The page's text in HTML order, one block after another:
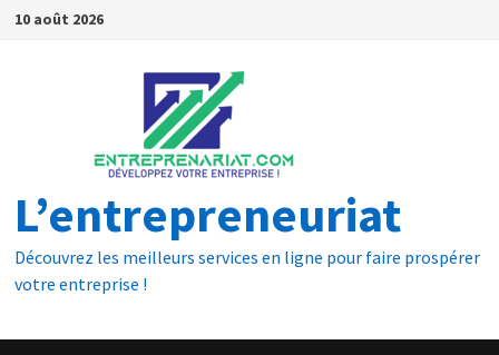
10 août 2026
L’entrepreneuriat
Découvrez les meilleurs services en ligne pour faire prospérer
votre entreprise !